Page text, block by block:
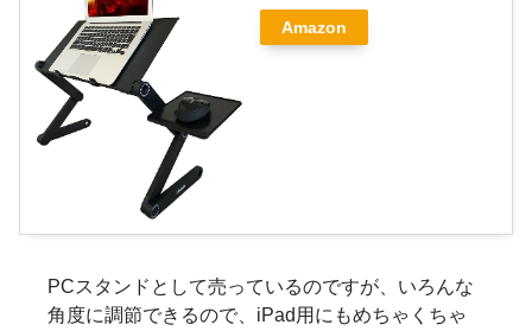
Amazon
PCスタンドとして売っているのですが、いろんな
角度に調節できるので、iPad用にもめちゃくちゃ